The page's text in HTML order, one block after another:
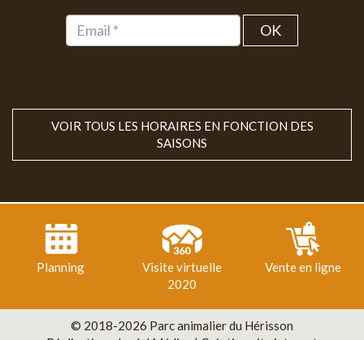
OK
VOIR TOUS LES HORAIRES EN FONCTION DES
SAISONS
Planning
Visite virtuelle
2020
Vente en ligne
© 2018-2026 Parc animalier du Hérisson